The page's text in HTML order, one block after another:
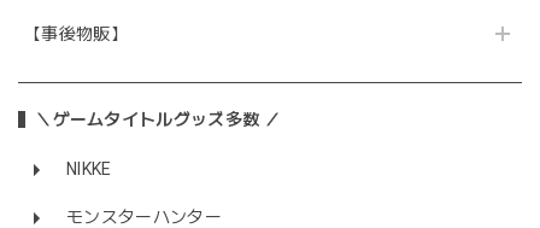
【事後物販】
＼ゲームタイトルグッズ多数 ／
NIKKE
モンスターハンター